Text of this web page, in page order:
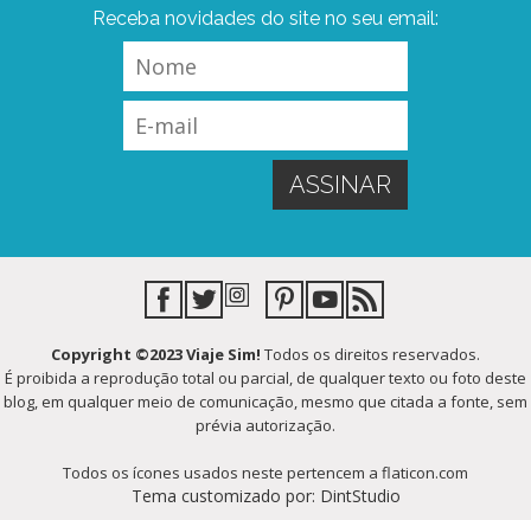
Receba novidades do site no seu email:
Copyright ©2023 Viaje Sim! Todos os direitos reservados.
É proibida a reprodução total ou parcial, de qualquer texto ou foto deste
blog, em qualquer meio de comunicação, mesmo que citada a fonte, sem
prévia autorização.
Todos os ícones usados neste pertencem a flaticon.com
Tema customizado por: DintStudio